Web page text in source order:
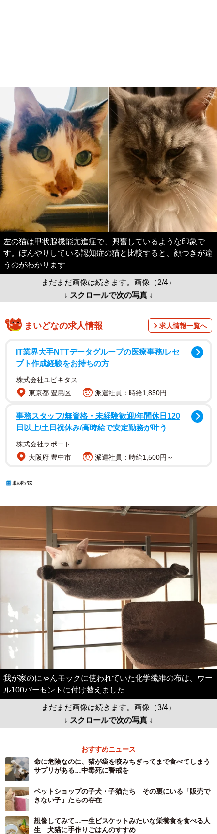
左の猫は甲状腺機能亢進症で、興奮しているような印象で
す。ぼんやりしている認知症の猫と比較すると、顔つきが違
うのがわかります
まだまだ画像は続きます。画像（2/4）
↓ スクロールで次の写真 ↓
まいどなの求人情報 求人情報一覧へ
IT業界大手NTTデータグループの医療事務/レセ
プト作成経験をお持ちの方
株式会社ユビキタス
東京都 豊島区
派遣社員：時給1,850円
事務スタッフ/無資格・未経験歓迎/年間休日120
日以上/土日祝休み/高時給で安定勤務が叶う
株式会社ラポート
大阪府 豊中市
派遣社員：時給1,500円～
我が家のにゃんモックに使われていた化学繊維の布は、ウー
ル100パーセントに付け替えました
まだまだ画像は続きます。画像（3/4）
↓ スクロールで次の写真 ↓
おすすめニュース
命に危険なのに、猫が袋を咬みちぎってまで食べてしまう
サプリがある…中毒死に警戒を
ペットショップの子犬・子猫たち その裏にいる「販売で
きない子」たちの存在
想像してみて…一生ビスケットみたいな栄養食を食べる人
生 犬猫に手作りごはんのすすめ